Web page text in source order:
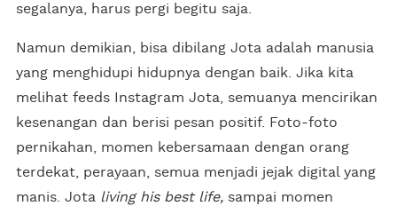
segalanya, harus pergi begitu saja.
Namun demikian, bisa dibilang Jota adalah manusia
yang menghidupi hidupnya dengan baik. Jika kita
melihat feeds Instagram Jota, semuanya mencirikan
kesenangan dan berisi pesan positif. Foto-foto
pernikahan, momen kebersamaan dengan orang
terdekat, perayaan, semua menjadi jejak digital yang
manis. Jota living his best life, sampai momen